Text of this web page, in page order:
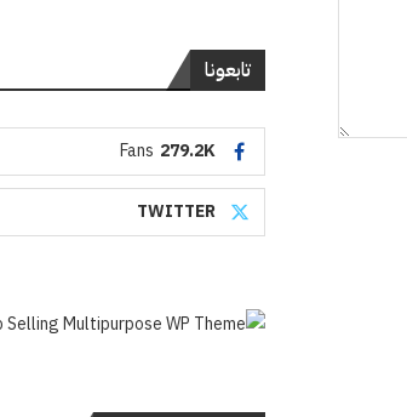
تابعونا
279.2K
Fans
TWITTER